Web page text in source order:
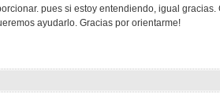
pues si estoy entendiendo, igual
ayudarlo. Gracias por orientarme!